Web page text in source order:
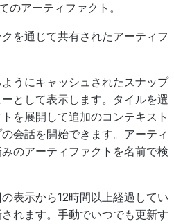
のアーティファクト。
クを通じて共有されたアーティフ
うにキャッシュされたスナップ
として表示します。タイルを選
を展開して追加のコンテキスト
会話を開始できます。アーティ
のアーティファクトを名前で検
表示から12時間以上経過してい
れます。手動でいつでも更新す